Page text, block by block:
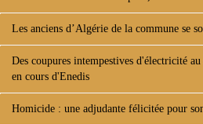
Les anciens d’Algérie de la commune se
Des coupures intempestives d'électricité
en cours d'Enedis
Homicide : une adjudante félicitée pour